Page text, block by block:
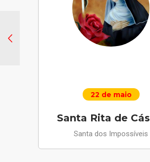
22 de maio
Santa Rita de
Santa dos Impossíveis